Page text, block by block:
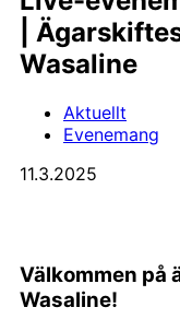
|
Wasaline
Aktuellt
Evenemang
11.3.2025
Väl­kommen på
Wasa­line!